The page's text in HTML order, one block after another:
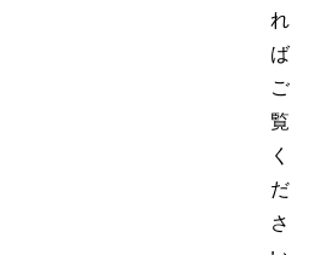
れ
ば
ご
覧
く
だ
さ